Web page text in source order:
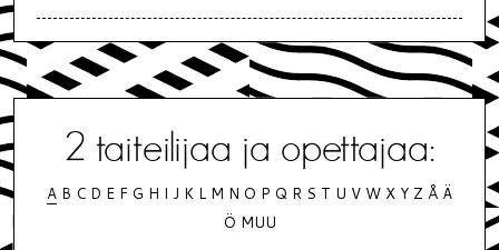
E
T
A
2 taiteilijaa ja opettajaa:
A B C D E F G H I J K L M N O P Q R S T U V W X Y Z Å Ä
Ö MUU